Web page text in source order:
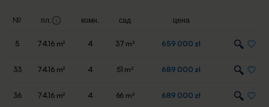
№ пл. комн. сад цена
5 74.16 m² 4 37 m² 659 000 zł
33 74.16 m² 4 51 m² 689 000 zł
36 74.16 m² 4 66 m² 689 000 zł